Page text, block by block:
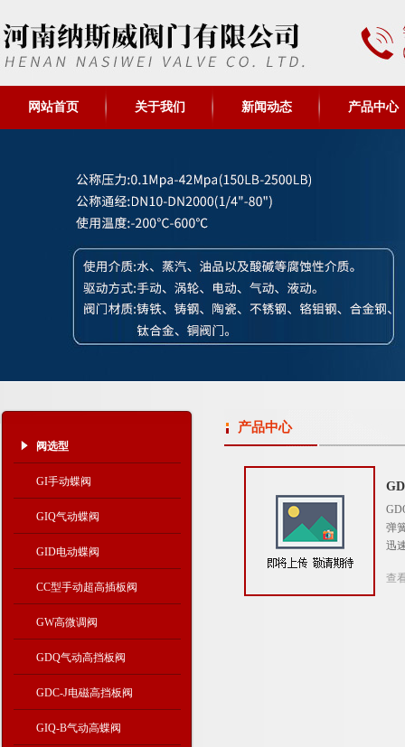
网站首页 关于我们 新闻动态 产品中心
阀选型
GI手动蝶阀
GIQ气动蝶阀
GID电动蝶阀
CC型手动超高插板阀
GW高微调阀
GDQ气动高挡板阀
GDC-J电磁高挡板阀
GIQ-B气动高蝶阀
产品中心
弹
迅
查